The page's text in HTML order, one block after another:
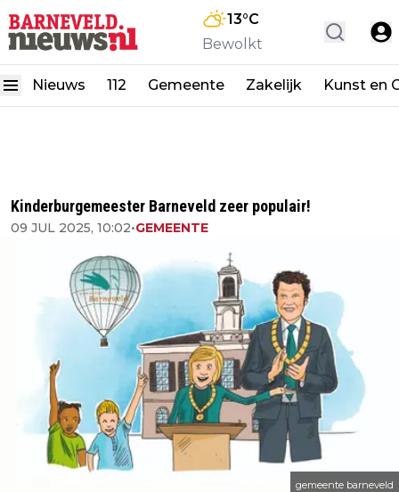
13°C
Bewolkt
Nieuws 112 Gemeente Zakelijk Kunst en
Kinderburgemeester Barneveld zeer populair!
09 JUL 2025, 10:02•GEMEENTE
gemeente barneveld